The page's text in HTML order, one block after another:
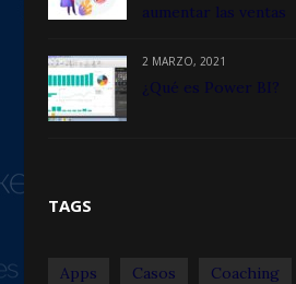
aumentar las ventas
2 MARZO, 2021
¿Qué es Power BI?
TAGS
Apps Casos Coaching